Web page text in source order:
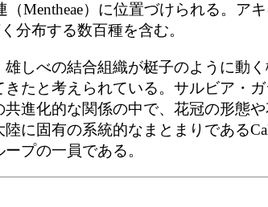
（Mentheae）に位置づけられる。
分布する数百種を含む。
しべの結合組織が梃子のように動
たと考えられている。サルビア・
進化的な関係の中で、花冠の形態
に固有の系統的なまとまりである
プの一員である。